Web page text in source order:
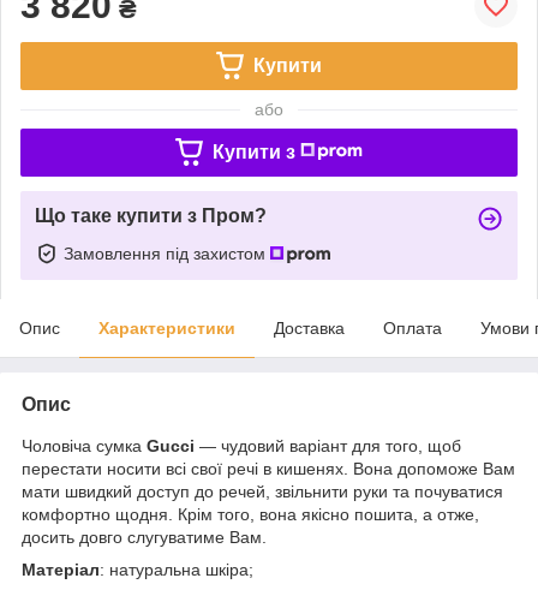
₴
Купити
або
Купити з
Що таке купити з Пром?
Замовлення під захистом
Опис Характеристики Доставка Оплата Умови
Опис
Чоловіча сумка Gucci — чудовий варіант для того, щоб
перестати носити всі свої речі в кишенях. Вона допоможе Вам
мати швидкий доступ до речей, звільнити руки та почуватися
комфортно щодня. Крім того, вона якісно пошита, а отже,
досить довго слугуватиме Вам.
Матеріал: натуральна шкіра;